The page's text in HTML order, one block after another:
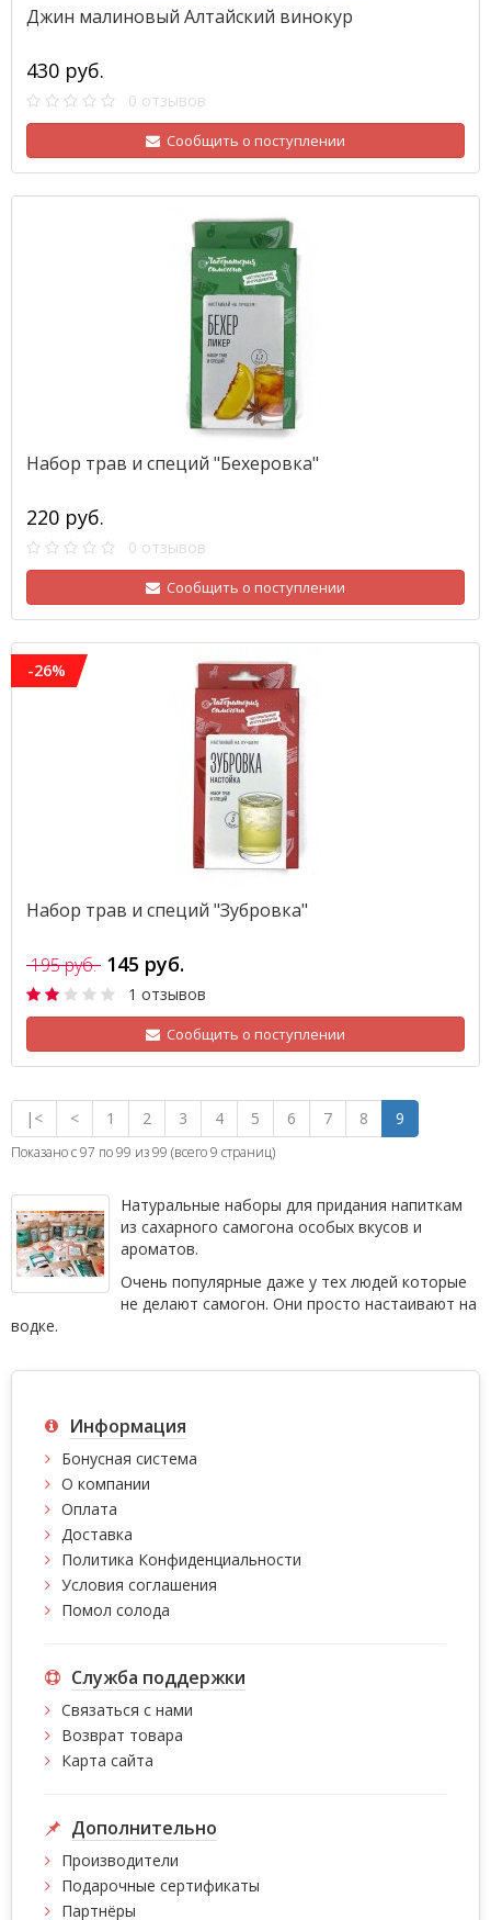
Джин малиновый Алтайский винокур
430 руб.
0 отзывов
Сообщить о поступлении
Набор трав и специй "Бехеровка"
220 руб.
0 отзывов
Сообщить о поступлении
-26%
Набор трав и специй "Зубровка"
195 руб. 145 руб.
1 отзывов
Сообщить о поступлении
|< < 1 2 3 4 5 6 7 8 9
Показано с 97 по 99 из 99 (всего 9 страниц)
Натуральные наборы для придания напиткам
из сахарного самогона особых вкусов и
ароматов.
Очень популярные даже у тех людей которые
не делают самогон. Они просто настаивают на
водке.
Информация
Бонусная система
О компании
Оплата
Доставка
Политика Конфиденциальности
Условия соглашения
Помол солода
Служба поддержки
Связаться с нами
Возврат товара
Карта сайта
Дополнительно
Производители
Подарочные сертификаты
Партнёры